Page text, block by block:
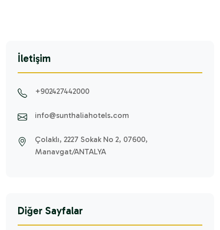
İletişim
+902427442000
info@sunthaliahotels.com
Çolaklı, 2227 Sokak No 2, 07600,
Manavgat/ANTALYA
Diğer Sayfalar